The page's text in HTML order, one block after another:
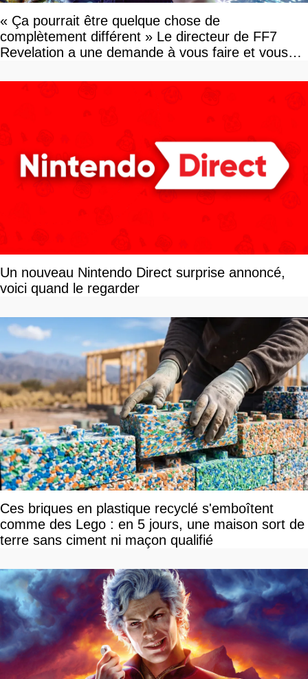
« Ça pourrait être quelque chose de
complètement différent » Le directeur de FF7
Revelation a une demande à vous faire et vous
Un nouveau Nintendo Direct surprise annoncé,
voici quand le regarder
Ces briques en plastique recyclé s'emboîtent
comme des Lego : en 5 jours, une maison sort de
terre sans ciment ni maçon qualifié